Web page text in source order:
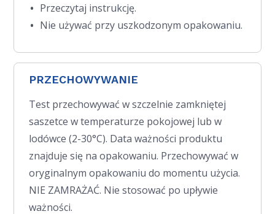
Przeczytaj instrukcję.
Nie używać przy uszkodzonym opakowaniu.
PRZECHOWYWANIE
Test przechowywać w szczelnie zamkniętej
saszetce w temperaturze pokojowej lub w
lodówce (2-30°C). Data ważności produktu
znajduje się na opakowaniu. Przechowywać w
oryginalnym opakowaniu do momentu użycia.
NIE ZAMRAŻAĆ. Nie stosować po upływie
ważności.